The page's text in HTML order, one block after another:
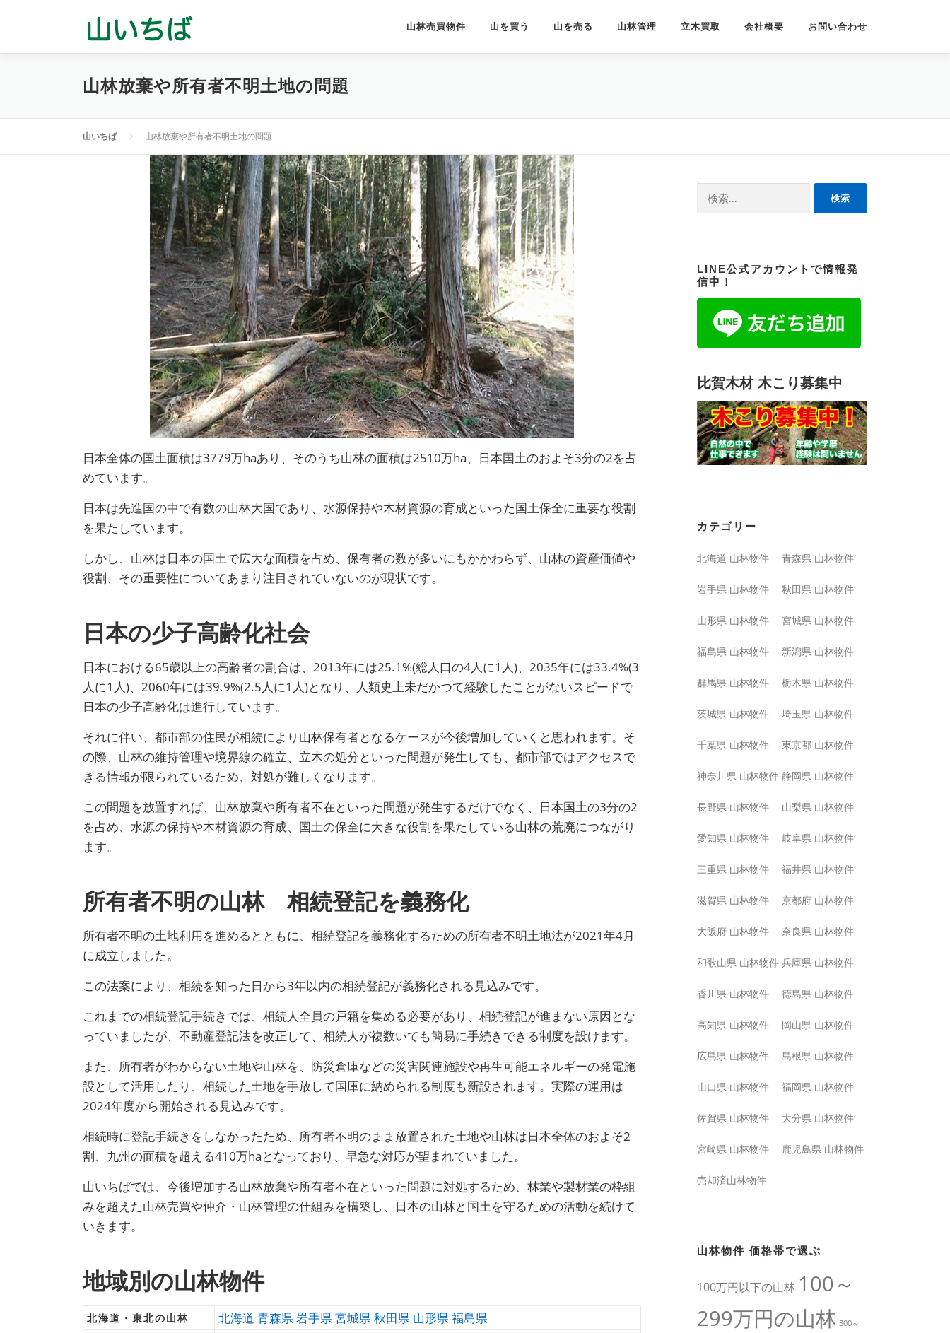
山林売買物件 山を買う 山を売る 山林管理 立木買取 会社概要 お問い合わせ
山林放棄や所有者不明土地の問題
山いちば 山林放棄や所有者不明土地の問題
日本全体の国土面積は3779万haあり、そのうち山林の面積は2510万ha、日本国土のおよそ3分の2を占
めています。
日本は先進国の中で有数の山林大国であり、水源保持や木材資源の育成といった国土保全に重要な役割
を果たしています。
しかし、山林は日本の国土で広大な面積を占め、保有者の数が多いにもかかわらず、山林の資産価値や
役割、その重要性についてあまり注目されていないのが現状です。
日本の少子高齢化社会
日本における65歳以上の高齢者の割合は、2013年には25.1%(総人口の4人に1人)、2035年には33.4%(3
人に1人)、2060年には39.9%(2.5人に1人)となり、人類史上未だかつて経験したことがないスピードで
日本の少子高齢化は進行しています。
それに伴い、都市部の住民が相続により山林保有者となるケースが今後増加していくと思われます。そ
の際、山林の維持管理や境界線の確立、立木の処分といった問題が発生しても、都市部ではアクセスで
きる情報が限られているため、対処が難しくなります。
この問題を放置すれば、山林放棄や所有者不在といった問題が発生するだけでなく、日本国土の3分の2
を占め、水源の保持や木材資源の育成、国土の保全に大きな役割を果たしている山林の荒廃につながり
ます。
所有者不明の山林 相続登記を義務化
所有者不明の土地利用を進めるとともに、相続登記を義務化するための所有者不明土地法が2021年4月
に成立しました。
この法案により、相続を知った日から3年以内の相続登記が義務化される見込みです。
これまでの相続登記手続きでは、相続人全員の戸籍を集める必要があり、相続登記が進まない原因とな
っていましたが、不動産登記法を改正して、相続人が複数いても簡易に手続きできる制度を設けます。
また、所有者がわからない土地や山林を、防災倉庫などの災害関連施設や再生可能エネルギーの発電施
設として活用したり、相続した土地を手放して国庫に納められる制度も新設されます。実際の運用は
2024年度から開始される見込みです。
相続時に登記手続きをしなかったため、所有者不明のまま放置された土地や山林は日本全体のおよそ2
割、九州の面積を超える410万haとなっており、早急な対応が望まれていました。
山いちばでは、今後増加する山林放棄や所有者不在といった問題に対処するため、林業や製材業の枠組
みを超えた山林売買や仲介・山林管理の仕組みを構築し、日本の山林と国土を守るための活動を続けて
いきます。
地域別の山林物件
北海道・東北の山林 北海道 青森県岩手県宮城県秋田県 山形県福島県
検
LINE公式アカウントで情報発
信中！
比賀木材 木こり募集中
カテゴリー
北海道 山林物件 青森県 山林物件
岩手県 山林物件 秋田県 山林物件
山形県 山林物件 宮城県 山林物件
福島県 山林物件 新潟県 山林物件
群馬県 山林物件 栃木県 山林物件
茨城県 山林物件 埼玉県 山林物件
千葉県 山林物件 東京都 山林物件
神奈川県 山林物件 静岡県 山林物件
長野県 山林物件 山梨県 山林物件
愛知県 山林物件 岐阜県 山林物件
三重県 山林物件 福井県 山林物件
滋賀県 山林物件 京都府 山林物件
大阪府 山林物件 奈良県 山林物件
和歌山県 山林物件 兵庫県 山林物件
香川県 山林物件 徳島県 山林物件
高知県 山林物件 岡山県 山林物件
広島県 山林物件 島根県 山林物件
山口県 山林物件 福岡県 山林物件
佐賀県 山林物件 大分県 山林物件
宮崎県 山林物件 鹿児島県 山林物件
売却済山林物件
山林物件 価格帯で選ぶ
100万円以下の山林 100～
299万円の山林 300～